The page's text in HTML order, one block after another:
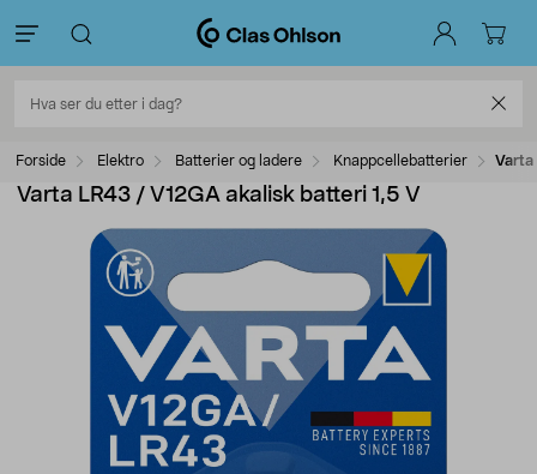
Forside Elektro Batterier og ladere Knappcellebatterier Varta
Varta LR43 / V12GA akalisk batteri 1,5 V